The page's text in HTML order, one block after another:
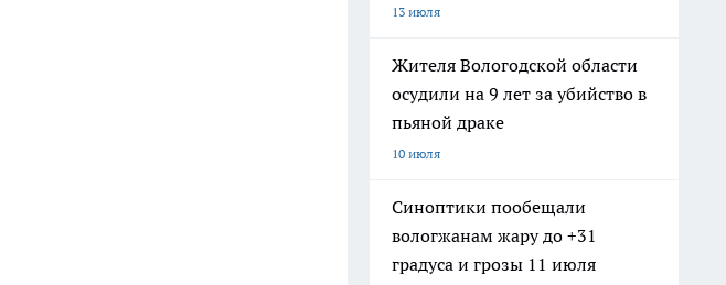
13 июля
Жителя Вологодской области
осудили на 9 лет за убийство в
пьяной драке
10 июля
Синоптики пообещали
вологжанам жару до +31
градуса и грозы 11 июля